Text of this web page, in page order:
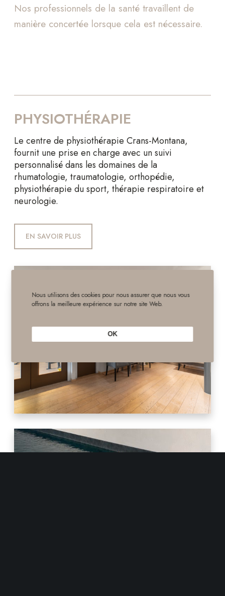
Nos professionnels de la santé travaillent de
manière concertée lorsque cela est nécessaire.
PHYSIOTHÉRAPIE
Le centre de physiothérapie Crans-Montana,
fournit une prise en charge avec un suivi
personnalisé dans les domaines de la
rhumatologie, traumatologie, orthopédie,
physiothérapie du sport, thérapie respiratoire et
neurologie.
EN SAVOIR PLUS
Nous utilisons des cookies pour nous assurer que nous vous
offrons la meilleure expérience sur notre site Web.
OK